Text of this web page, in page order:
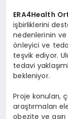
ERA4Health
işbirliklerini
nedenlerinin ve
önleyici ve
teşvik ediyor.
tedavi
bekleniyor.
Proje konuları,
araştırmaları
obezite ve